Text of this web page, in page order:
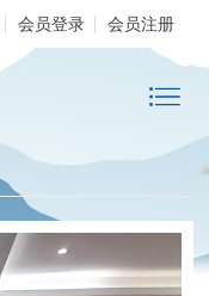
会员登录 会员注册